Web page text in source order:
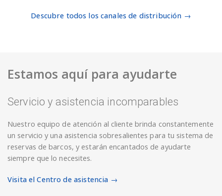
Descubre todos los canales de distribución →
Estamos aquí para ayudarte
Servicio y asistencia incomparables
Nuestro equipo de atención al cliente brinda constantemente
un servicio y una asistencia sobresalientes para tu sistema de
reservas de barcos, y estarán encantados de ayudarte
siempre que lo necesites.
Visita el Centro de asistencia →